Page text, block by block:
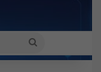
BUSCAR
POR